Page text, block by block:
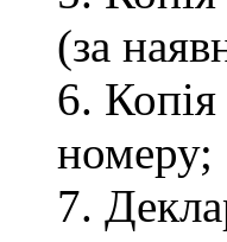
(за
6.
номеру;
7.